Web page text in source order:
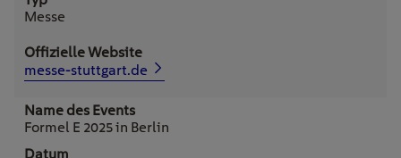
Messe
messe-stuttgart.de
Formel E 2025 in Berlin